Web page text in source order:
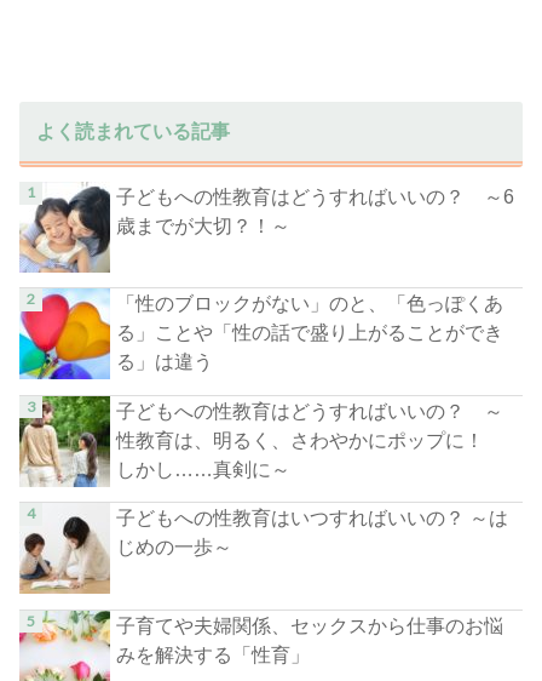
よく読まれている記事
子どもへの性教育はどうすればいいの？ ～6
歳までが大切？！～
「性のブロックがない」のと、「色っぽくあ
る」ことや「性の話で盛り上がることができ
る」は違う
子どもへの性教育はどうすればいいの？ ～
性教育は、明るく、さわやかにポップに！
しかし……真剣に～
子どもへの性教育はいつすればいいの？ ～は
じめの一歩～
子育てや夫婦関係、セックスから仕事のお悩
みを解決する「性育」